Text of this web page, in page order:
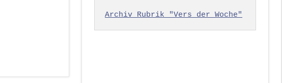
Archiv Rubrik "Vers der Woche"